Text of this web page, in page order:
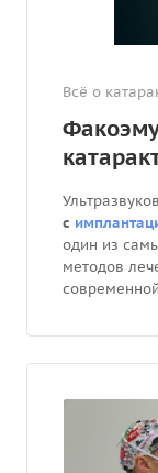
Всё о
с
один из
методов